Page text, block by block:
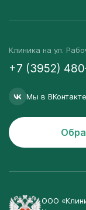
Клиника на ул.
+7 (3952)
Мы в ВКонтакте
ООО